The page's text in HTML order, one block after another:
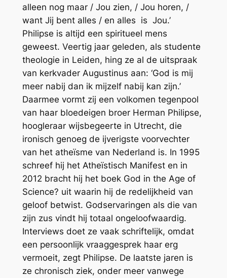
alleen nog maar / Jou zien, / Jou horen, /
want Jij bent alles / en alles is Jou.’
Philipse is altijd een spiritueel mens
geweest. Veertig jaar geleden, als studente
theologie in Leiden, hing ze al de uitspraak
van kerkvader Augustinus aan: ‘God is mij
meer nabij dan ik mijzelf nabij kan zijn.’
Daarmee vormt zij een volkomen tegenpool
van haar bloedeigen broer Herman Philipse,
hoogleraar wijsbegeerte in Utrecht, die
ironisch genoeg de ijverigste voorvechter
van het atheïsme van Nederland is. In 1995
schreef hij het Atheïstisch Manifest en in
2012 bracht hij het boek God in the Age of
Science? uit waarin hij de redelijkheid van
geloof betwist. Godservaringen als die van
zijn zus vindt hij totaal ongeloofwaardig.
Interviews doet ze vaak schriftelijk, omdat
een persoonlijk vraaggesprek haar erg
vermoeit, zegt Philipse. De laatste jaren is
ze chronisch ziek, onder meer vanwege